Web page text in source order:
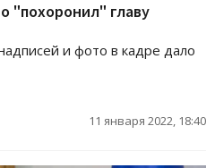
"похоронил" главу
и фото в кадре дало
11 января 2022, 18:40